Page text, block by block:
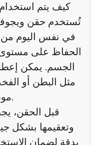
كيف يتم
تُستخدم حقن
في نفس اليوم
الحفاظ على مستوى
الجسم. يمكن
مثل البطن أو
موضع الحقن لتجنب تهيج الجلد.
قبل الحقن،
وتعقيمها بشكل
بدقة لضمان